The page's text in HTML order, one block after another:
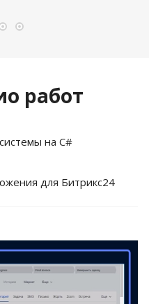
работ
на C#
для Битрикс24